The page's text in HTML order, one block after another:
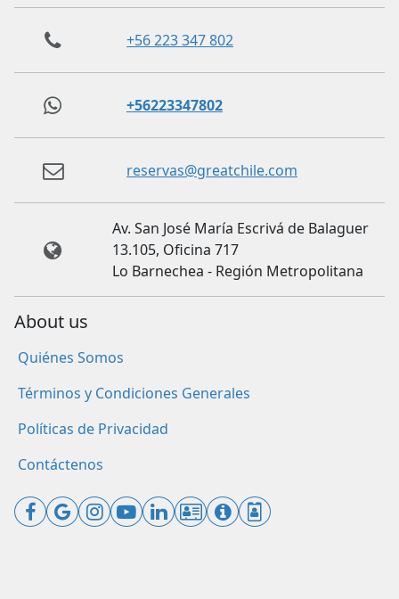
+56 223 347 802
+56223347802
reservas@greatchile.com
Av. San José María Escrivá de Balaguer
13.105, Oficina 717
Lo Barnechea - Región Metropolitana
About us
Quiénes Somos
Términos y Condiciones Generales
Políticas de Privacidad
Contáctenos